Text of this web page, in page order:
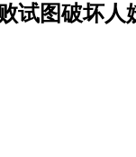
试图破坏